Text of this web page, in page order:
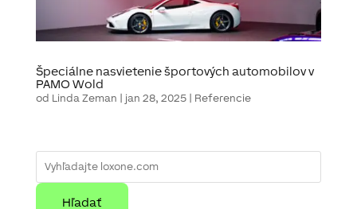
Špeciálne nasvietenie športových automobilov v
PAMO Wold
od Linda Zeman | jan 28, 2025| Referencie